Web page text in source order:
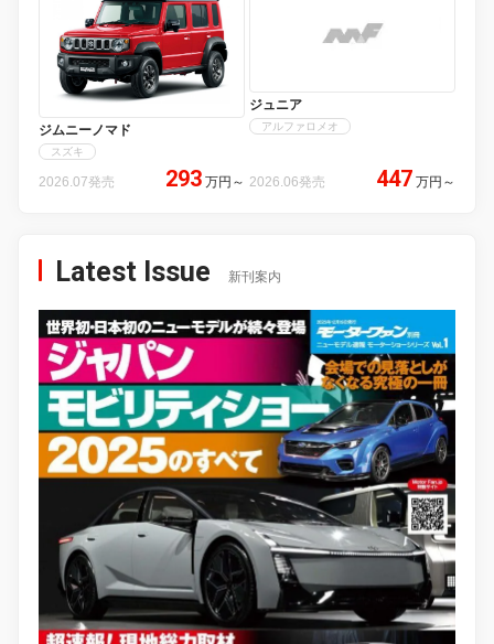
ジムニーノマド
スズキ
2026.07発売 293 万円 ～
ジュニア
アルファロメオ
2026.06発売 447 万円 ～
Latest Issue 新刊案内